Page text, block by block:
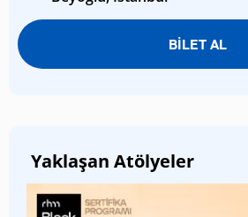
BİLET AL
Yaklaşan Atölyeler